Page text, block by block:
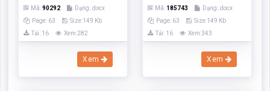
Mã:90292
Dạng:.docx
Page: 63
Size:149 Kb
Tải: 16
Xem:282
Xem
Mã: 185743
Dạng:.docx
Page: 63
Size:149 Kb
Tải: 16
Xem:343
Xem